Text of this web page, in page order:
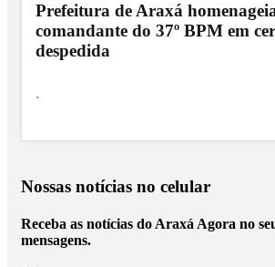
Prefeitura de Araxá
comandante do 37º BPM em
despedida
.
Nossas notícias no celular
Receba as notícias do Araxá Agora no
mensagens.